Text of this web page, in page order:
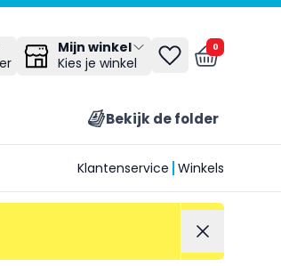
Mijn winkel
Kies je winkel
0
Bekijk de folder
Klantenservice Winkels